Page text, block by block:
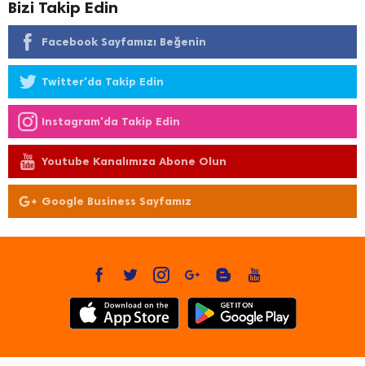
Bizi Takip Edin
Facebook Sayfamızı Beğenin
Twitter'da Takip Edin
Instagram'da Takip Edin
Youtube Kanalımıza Abone Olun
Google Business Sayfamız